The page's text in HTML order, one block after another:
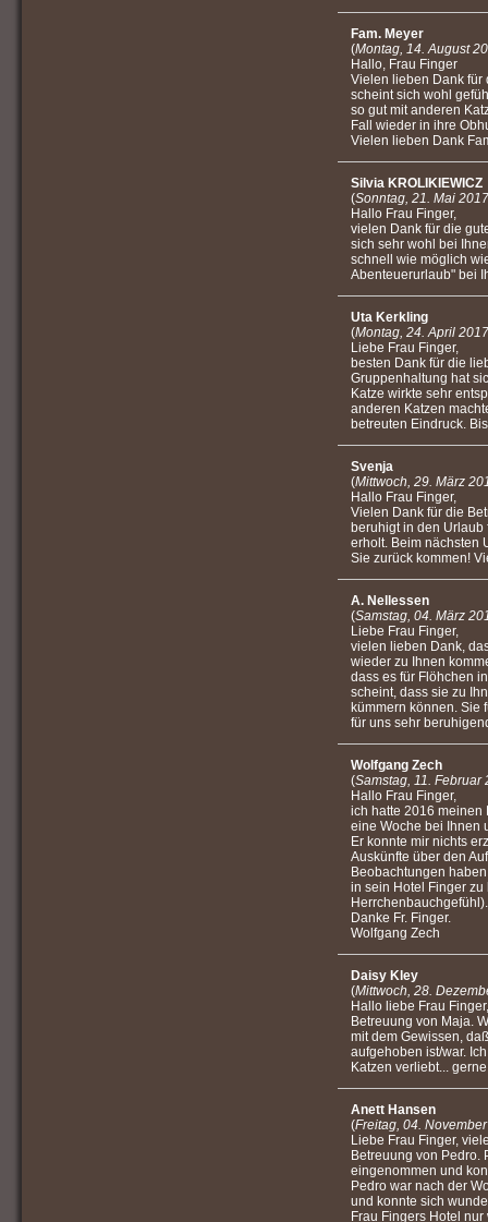
Fam. Meyer
(Montag, 14. August
Hallo, Frau Finger
Vielen lieben Dank für
scheint sich wohl
so gut mit anderen
Fall wieder in ihre
Vielen lieben Dank
Silvia KROLIKIEWICZ
(Sonntag, 21. Mai
Hallo Frau Finger,
vielen Dank für die
sich sehr wohl bei
schnell wie möglich
Abenteuerurlaub" bei
Uta Kerkling
(Montag, 24. April
Liebe Frau Finger,
besten Dank für die
Gruppenhaltung hat
Katze wirkte sehr
anderen Katzen
betreuten Eindruck.
Svenja
(Mittwoch, 29. März
Hallo Frau Finger,
Vielen Dank für die
beruhigt in den Urlaub
erholt. Beim nächsten
Sie zurück kommen!
A. Nellessen
(Samstag, 04. März
Liebe Frau Finger,
vielen lieben Dank,
wieder zu Ihnen
dass es für Flöhchen
scheint, dass sie zu
kümmern können. Sie
für uns sehr
Wolfgang Zech
(Samstag, 11. Februar
Hallo Frau Finger,
ich hatte 2016 meinen
eine Woche bei Ihnen
Er konnte mir nichts
Auskünfte über den
Beobachtungen
in sein Hotel Finger
Herrchenbauchgefühl).
Danke Fr. Finger.
Wolfgang Zech
Daisy Kley
(Mittwoch, 28.
Hallo liebe Frau
Betreuung von Maja.
mit dem Gewissen,
aufgehoben ist/war.
Katzen verliebt...
Anett Hansen
(Freitag, 04.
Liebe Frau Finger,
Betreuung von Pedro.
eingenommen und
Pedro war nach der
und konnte sich
Frau Fingers Hotel